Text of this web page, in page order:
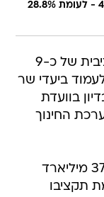
שיעור הצעירים עד גיל 24 בישראל הוא 44.4% - לעומת 28.8%
למערכת החינוך דרושה תוספת תקציבית של כ-9
ביעדי שר
בוועדת
החינוך
ב-2011 יהיה תקציב משרד החינוך 37.5 מיליארד
של כ-7.5% לעומת תקציבו